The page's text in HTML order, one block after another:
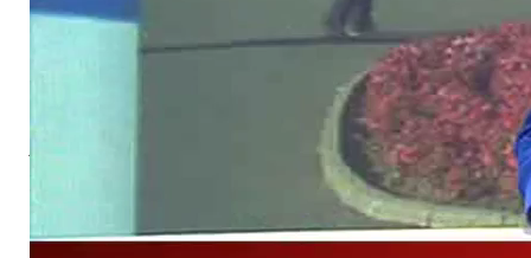
Начелник општине Невесиње Миленко Авдаловић најавио
је да ће наредних дана имати конкретну понуду од
заинтересованих инвеститора који у Невесињу желе да
- Преостало је да још договоримо неке ствари у вези са